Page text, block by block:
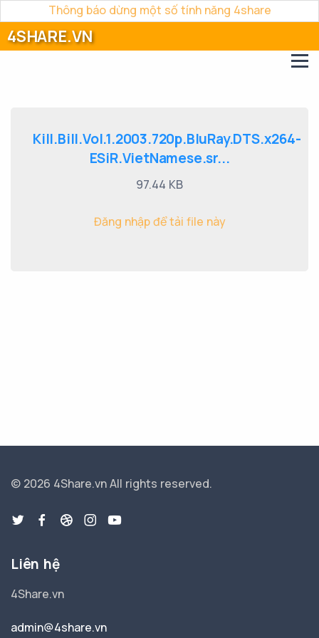
Thông báo dừng một số tính năng 4share
4SHARE.VN
Kill.Bill.Vol.1.2003.720p.BluRay.DTS.x264-
ESiR.VietNamese.sr...
97.44 KB
Đăng nhập để tải file này
© 2026 4Share.vnAll rights reserved.
Liên hệ
4Share.vn
admin@4share.vn